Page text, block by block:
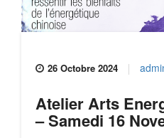
26 Octobre 2024
Atelier Arts
– Samedi 16